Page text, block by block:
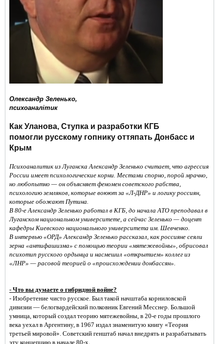
Oлександр Зеленько,
психоаналітик
Как Уланова, Ступка и разработки КГБ
помогли русскому гопнику оттяпать Донбасс и
Крым
Психоаналитик из Луганска Александр Зеленько считает, что агрессия
России имеет психологические корни. Местами спорно, порой мрачно,
но любопытно — он объясняет феномен советского рабства,
психологию земляков, которые воюют за «Л-ДНР» и логику россиян,
которые обожают Путина.
В 80-е Александр Зеленько работал в КГБ, до начала АТО преподавал в
Луганском национальном университете, а сейчас Зеленько — доцент
кафедры Киевского национального университета им. Шевченко.
В интервью «ОРД» Александр Зеленько рассказал, как россияне сеяли
зерна «антифашизма» с помощью теории «мятежевойны», обрисовал
психотип русского ордынца и насмешил «открытием» коллег из
«ЛНР» — расовой теорией о «происхождении донбассян».
- Что вы думаете о гибридной войне?
- Изобретение чисто русское. Был такой начштаба корниловской
дивизии — белогвардейский полковник Евгений Месснер. Большой
умница, который создал теорию мятежевойны, в 20-е годы прошлого
века уехал в Аргентину, в 1967 издал знаменитую книгу «Теория
третьей мировой». Советский генштаб начал внедрять и разрабатывать
эту концепцию в начале 80-х.